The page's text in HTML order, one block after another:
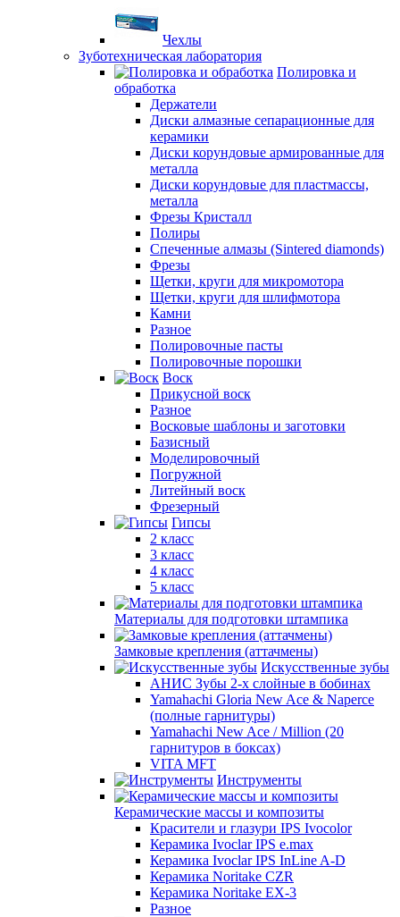
Чехлы
Зуботехническая лаборатория
Полировка и
обработка
Держатели
Диски алмазные сепарационные для
керамики
Диски корундовые армированные для
металла
Диски корундовые для пластмассы,
металла
Фрезы Кристалл
Полиры
Спеченные алмазы (Sintered diamonds)
Фрезы
Щетки, круги для микромотора
Щетки, круги для шлифмотора
Камни
Разное
Полировочные пасты
Полировочные порошки
Воск
Прикусной воск
Разное
Восковые шаблоны и заготовки
Базисный
Моделировочный
Погружной
Литейный воск
Фрезерный
Гипсы
2 класс
3 класс
4 класс
5 класс
Материалы для подготовки штампика
Замковые крепления (аттачмены)
Искусственные зубы
АНИС Зубы 2-х слойные в бобинах
Yamahachi Gloria New Ace & Naperce
(полные гарнитуры)
Yamahachi New Ace / Million (20
гарнитуров в боксах)
VITA MFT
Инструменты
Керамические массы и композиты
Красители и глазури IPS Ivocolor
Керамика Ivoclar IPS e.max
Керамика Ivoclar IPS InLine A-D
Керамика Noritake CZR
Керамика Noritake EX-3
Разное